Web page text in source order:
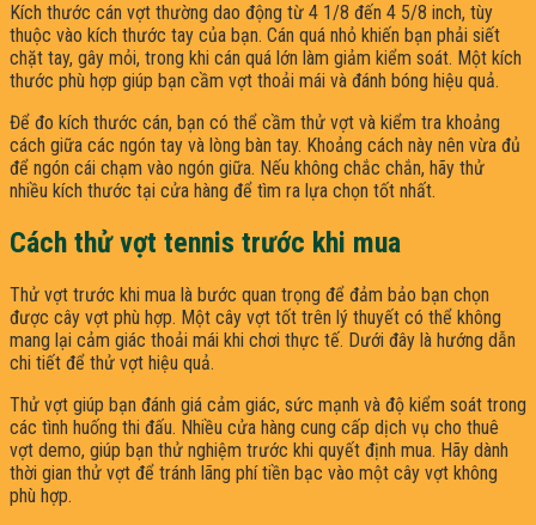
Kích thước cán vợt thường dao động từ 4 1/8 đến 4 5/8 inch, tùy
thuộc vào kích thước tay của bạn. Cán quá nhỏ khiến bạn phải siết
chặt tay, gây mỏi, trong khi cán quá lớn làm giảm kiểm soát. Một kích
thước phù hợp giúp bạn cầm vợt thoải mái và đánh bóng hiệu quả.
Để đo kích thước cán, bạn có thể cầm thử vợt và kiểm tra khoảng
cách giữa các ngón tay và lòng bàn tay. Khoảng cách này nên vừa đủ
để ngón cái chạm vào ngón giữa. Nếu không chắc chắn, hãy thử
nhiều kích thước tại cửa hàng để tìm ra lựa chọn tốt nhất.
Cách thử vợt tennis trước khi mua
Thử vợt trước khi mua là bước quan trọng để đảm bảo bạn chọn
được cây vợt phù hợp. Một cây vợt tốt trên lý thuyết có thể không
mang lại cảm giác thoải mái khi chơi thực tế. Dưới đây là hướng dẫn
chi tiết để thử vợt hiệu quả.
Thử vợt giúp bạn đánh giá cảm giác, sức mạnh và độ kiểm soát trong
các tình huống thi đấu. Nhiều cửa hàng cung cấp dịch vụ cho thuê
vợt demo, giúp bạn thử nghiệm trước khi quyết định mua. Hãy dành
thời gian thử vợt để tránh lãng phí tiền bạc vào một cây vợt không
phù hợp.